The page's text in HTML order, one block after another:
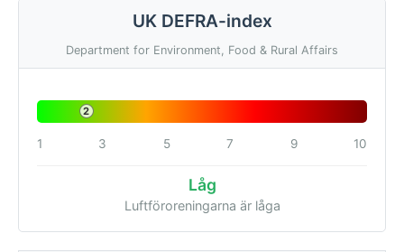
UK DEFRA-index
Department for Environment, Food & Rural Affairs
2
1 3 5 7 9 10
Låg
Luftföroreningarna är låga